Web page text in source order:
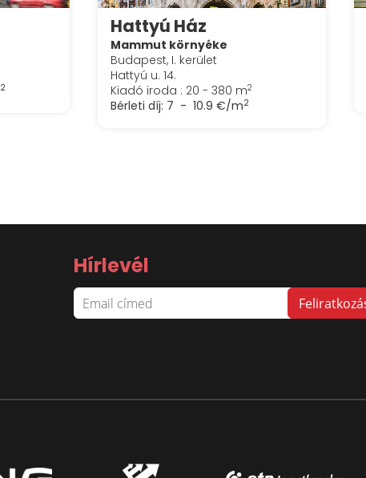
2
Hattyú Ház
Mammut környéke
Budapest, I. kerület
Hattyú u. 14.
Kiadó iroda : 20 - 380 m2
Bérleti díj: 7 - 10.9 €/m2
Hírlevél